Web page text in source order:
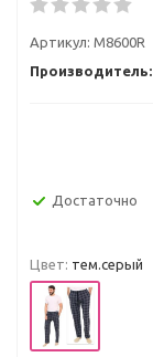
Артикул: М8600R
Производитель:
Достаточно
Цвет: тем.серый